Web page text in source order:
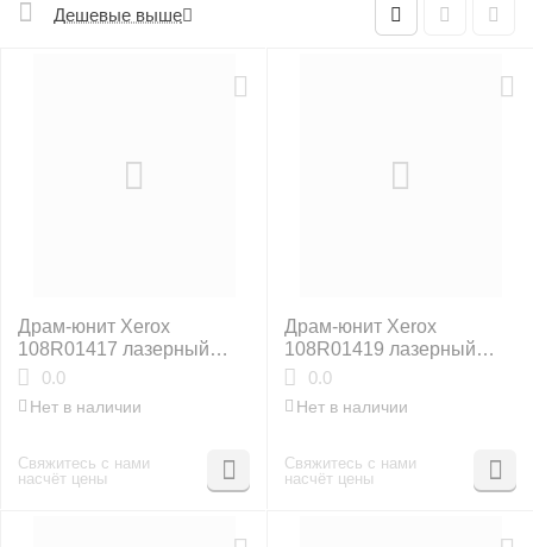
Дешевые выше
Драм-юнит Xerox
108R01417 лазерный
оригинальный
0.0
Нет в наличии
Свяжитесь с нами
насчёт цены
Драм-юнит Xerox
108R01419 лазерный
оригинальный
0.0
Нет в наличии
Свяжитесь с нами
насчёт цены